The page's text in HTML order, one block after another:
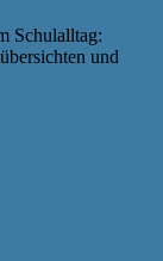
Schulalltag:
und